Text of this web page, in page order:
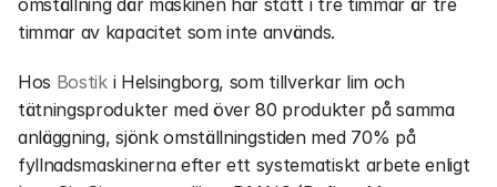
omställning där maskinen har stått i tre timmar är tre
timmar av kapacitet som inte används.
Hos Bostik i Helsingborg, som tillverkar lim och
tätningsprodukter med över 80 produkter på samma
anläggning, sjönk omställningstiden med 70% på
fyllnadsmaskinerna efter ett systematiskt arbete enligt